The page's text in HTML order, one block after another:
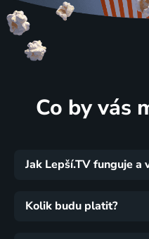
Co by vás
Jak Lepší.TV funguje a
Kolik budu platit?